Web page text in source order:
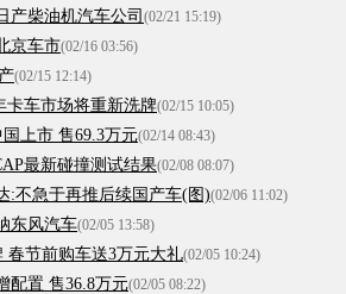
产柴油机汽车公司 (02/21 15:19)
京车市(02/16 03:56)
(02/15 12:14)
卡车市场将重新洗牌(02/15 10:05)
上市 售69.3万元(02/14 08:43)
最新碰撞测试结果(02/08 08:07)
:不急于再推后续国产车(图)(02/06 11:02)
东风汽车(02/05 13:58)
春节前购车送3万元大礼(02/05 10:24)
配置 售36.8万元(02/05 08:22)